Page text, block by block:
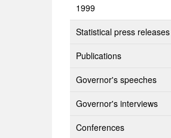
1999
Statistical press releases
Publications
Governor's speeches
Governor's interviews
Conferences